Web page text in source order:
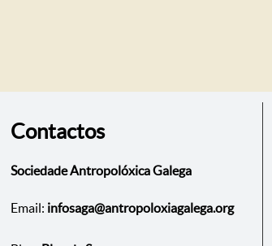
Contactos
Sociedade Antropolóxica Galega
Email: infosaga@antropoloxiagalega.org